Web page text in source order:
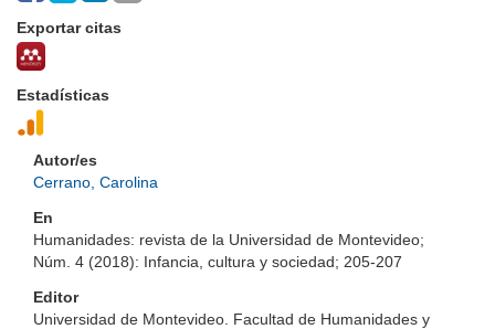
Exportar citas
Estadísticas
Autor/es
Cerrano, Carolina
En
Humanidades: revista de la Universidad de Montevideo;
Núm. 4 (2018): Infancia, cultura y sociedad; 205-207
Editor
Universidad de Montevideo. Facultad de Humanidades y